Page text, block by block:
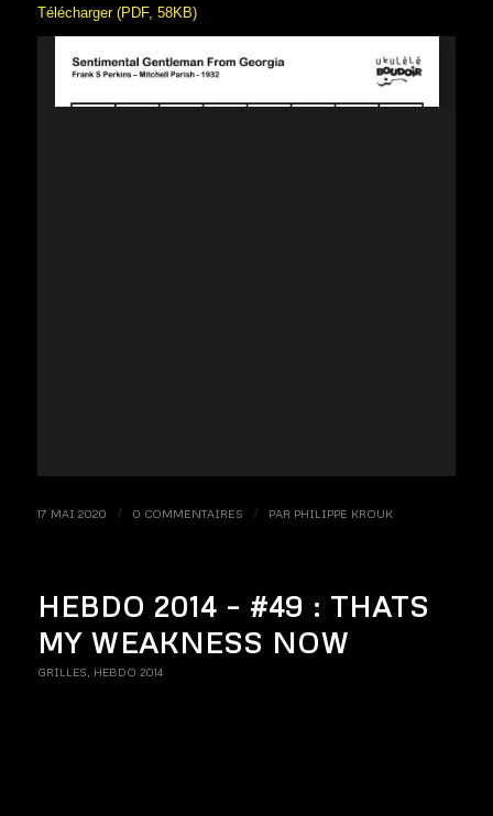
Télécharger (PDF, 58KB)
17 MAI 2020 / 0 COMMENTAIRES / PAR PHILIPPE KROUK
HEBDO 2014 – #49 : THATS
MY WEAKNESS NOW
GRILLES HEBDO 2014